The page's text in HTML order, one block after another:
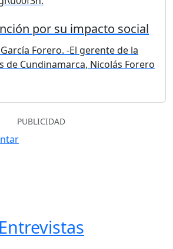
por su impacto social
Forero. -El gerente de la
de Cundinamarca, Nicolás Forero
PUBLICIDAD
Entrevistas